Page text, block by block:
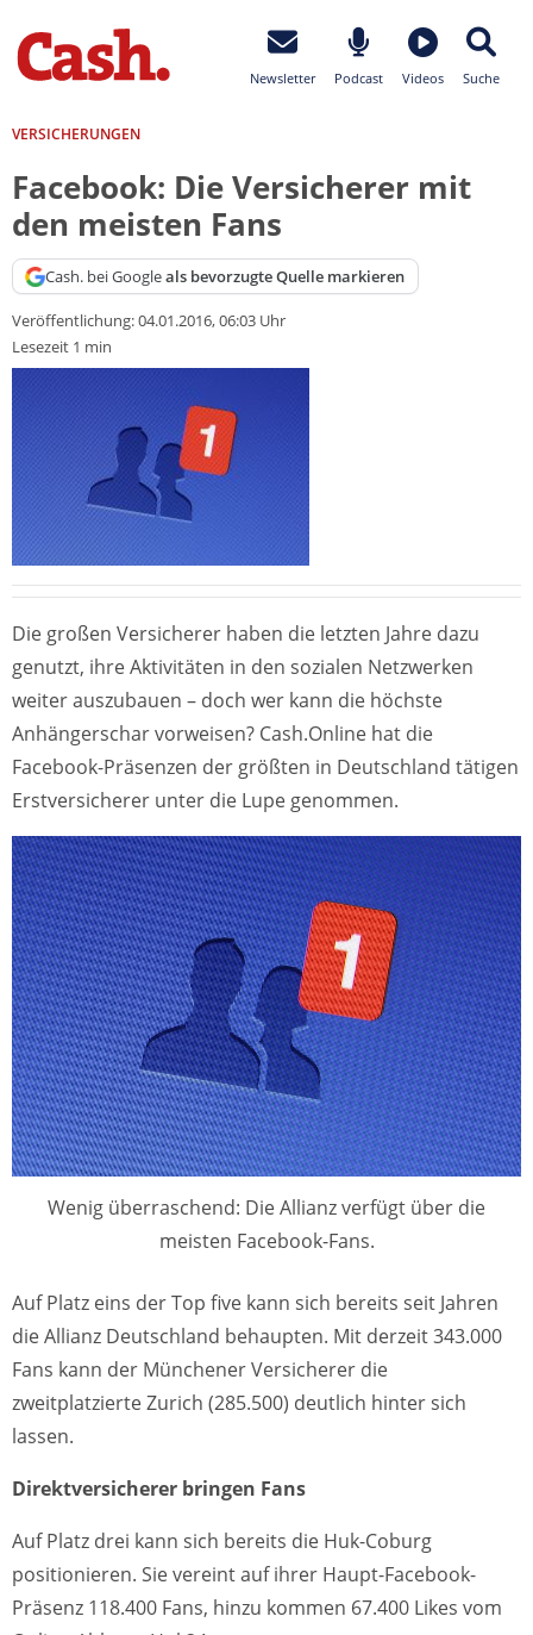
Newsletter Podcast Videos Suche
VERSICHERUNGEN
Facebook: Die Versicherer mit
den meisten Fans
Cash. bei Googleals bevorzugte Quelle markieren
Veröffentlichung:04.01.2016, 06:03 Uhr
Lesezeit 1 min
Die großen Versicherer haben die letzten Jahre dazu
genutzt, ihre Aktivitäten in den sozialen Netzwerken
weiter auszubauen – doch wer kann die höchste
Anhängerschar vorweisen? Cash.Online hat die
Facebook-Präsenzen der größten in Deutschland tätigen
Erstversicherer unter die Lupe genommen.
Wenig überraschend: Die Allianz verfügt über die
meisten Facebook-Fans.
Auf Platz eins der Top five kann sich bereits seit Jahren
die Allianz Deutschland behaupten. Mit derzeit 343.000
Fans kann der Münchener Versicherer die
zweitplatzierte Zurich (285.500) deutlich hinter sich
lassen.
Direktversicherer bringen Fans
Auf Platz drei kann sich bereits die Huk-Coburg
positionieren. Sie vereint auf ihrer Haupt-Facebook-
Präsenz 118.400 Fans, hinzu kommen 67.400 Likes vom